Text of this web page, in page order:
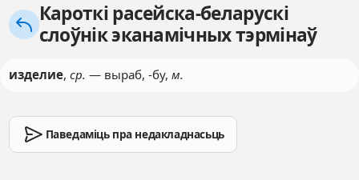
Кароткі расейска-беларускі
слоўнік эканамічных тэрмінаў
изделие, ср. — выраб, -бу, м.
Паведаміць пра недакладнасьць